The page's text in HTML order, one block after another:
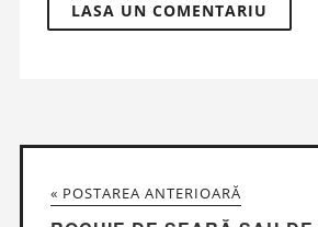
« POSTAREA ANTERIOARĂ